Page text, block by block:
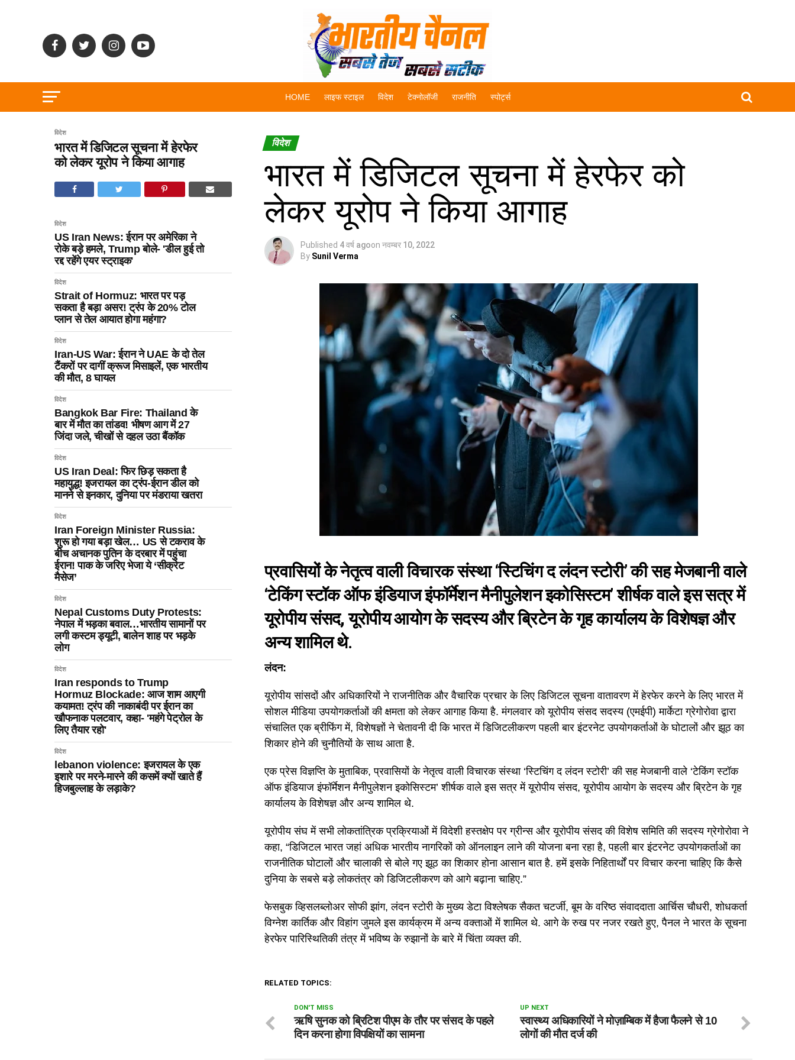
HOME लाइफ स्टाइल विदेश टेक्नोलॉजी राजनीति स्पोर्ट्स
विदेश
भारत में डिजिटल सूचना में हेरफेर
को लेकर यूरोप ने किया आगाह
विदेश
US Iran News: ईरान पर अमेरिका ने
रोके बड़े हमले, Trump बोले- 'डील हुई तो
रद्द रहेंगे एयर स्ट्राइक'
विदेश
Strait of Hormuz: भारत पर पड़
सकता है बड़ा असर! ट्रंप के 20% टोल
प्लान से तेल आयात होगा महंगा?
विदेश
Iran-US War: ईरान ने UAE के दो तेल
टैंकरों पर दागीं क्रूज मिसाइलें, एक भारतीय
की मौत, 8 घायल
विदेश
Bangkok Bar Fire: Thailand के
बार में मौत का तांडव! भीषण आग में 27
जिंदा जले, चीखों से दहल उठा बैंकॉक
विदेश
US Iran Deal: फिर छिड़ सकता है
महायुद्ध! इजरायल का ट्रंप-ईरान डील को
मानने से इनकार, दुनिया पर मंडराया खतरा
विदेश
Iran Foreign Minister Russia:
शुरू हो गया बड़ा खेल… US से टकराव के
बीच अचानक पुतिन के दरबार में पहुंचा
ईरान! पाक के जरिए भेजा ये ‘सीक्रेट
मैसेज’
विदेश
Nepal Customs Duty Protests:
नेपाल में भड़का बवाल…भारतीय सामानों पर
लगी कस्टम ड्यूटी, बालेन शाह पर भड़के
लोग
विदेश
Iran responds to Trump
Hormuz Blockade: आज शाम आएगी
कयामत! ट्रंप की नाकाबंदी पर ईरान का
खौफनाक पलटवार, कहा- 'महंगे पेट्रोल के
लिए तैयार रहो'
विदेश
lebanon violence: इजरायल के एक
इशारे पर मरने-मारने की कसमें क्यों खाते हैं
हिजबुल्लाह के लड़ाके?
विदेश
भारत में डिजिटल सूचना में हेरफेर को
लेकर यूरोप ने किया आगाह
Published 4 वर्ष agoon नवम्बर 10, 2022
By Sunil Verma
प्रवासियों के नेतृत्व वाली विचारक संस्था ‘स्टिचिंग द लंदन स्टोरी’ की सह मेजबानी वाले
‘टेकिंग स्टॉक ऑफ इंडियाज इंफॉर्मेशन मैनीपुलेशन इकोसिस्टम’ शीर्षक वाले इस सत्र में
यूरोपीय संसद, यूरोपीय आयोग के सदस्य और ब्रिटेन के गृह कार्यालय के विशेषज्ञ और
अन्य शामिल थे.
लंदन:
यूरोपीय सांसदों और अधिकारियों ने राजनीतिक और वैचारिक प्रचार के लिए डिजिटल सूचना वातावरण में हेरफेर करने के लिए भारत में
सोशल मीडिया उपयोगकर्ताओं की क्षमता को लेकर आगाह किया है. मंगलवार को यूरोपीय संसद सदस्य (एमईपी) मार्केटा ग्रेगोरोवा द्वारा
संचालित एक ब्रीफिंग में, विशेषज्ञों ने चेतावनी दी कि भारत में डिजिटलीकरण पहली बार इंटरनेट उपयोगकर्ताओं के घोटालों और झूठ का
शिकार होने की चुनौतियों के साथ आता है.
एक प्रेस विज्ञप्ति के मुताबिक, प्रवासियों के नेतृत्व वाली विचारक संस्था ‘स्टिचिंग द लंदन स्टोरी’ की सह मेजबानी वाले ‘टेकिंग स्टॉक
ऑफ इंडियाज इंफॉर्मेशन मैनीपुलेशन इकोसिस्टम’ शीर्षक वाले इस सत्र में यूरोपीय संसद, यूरोपीय आयोग के सदस्य और ब्रिटेन के गृह
कार्यालय के विशेषज्ञ और अन्य शामिल थे.
यूरोपीय संघ में सभी लोकतांत्रिक प्रक्रियाओं में विदेशी हस्तक्षेप पर ग्रीन्स और यूरोपीय संसद की विशेष समिति की सदस्य ग्रेगोरोवा ने
कहा, “डिजिटल भारत जहां अधिक भारतीय नागरिकों को ऑनलाइन लाने की योजना बना रहा है, पहली बार इंटरनेट उपयोगकर्ताओं का
राजनीतिक घोटालों और चालाकी से बोले गए झूठ का शिकार होना आसान बात है. हमें इसके निहितार्थों पर विचार करना चाहिए कि कैसे
दुनिया के सबसे बड़े लोकतंत्र को डिजिटलीकरण को आगे बढ़ाना चाहिए.”
फेसबुक व्हिसलब्लोअर सोफी झांग, लंदन स्टोरी के मुख्य डेटा विश्लेषक सैकत चटर्जी, बूम के वरिष्ठ संवाददाता आर्चिस चौधरी, शोधकर्ता
विग्नेश कार्तिक और विहांग जुमले इस कार्यक्रम में अन्य वक्ताओं में शामिल थे. आगे के रुख पर नजर रखते हुए, पैनल ने भारत के सूचना
हेरफेर पारिस्थितिकी तंत्र में भविष्य के रुझानों के बारे में चिंता व्यक्त की.
RELATED TOPICS:
UP NEXT
स्वास्थ्य अधिकारियों ने मोज़ाम्बिक में हैजा फैलने से 10
लोगों की मौत दर्ज की
DON'T MISS
ऋषि सुनक को ब्रिटिश पीएम के तौर पर संसद के पहले
दिन करना होगा विपक्षियों का सामना